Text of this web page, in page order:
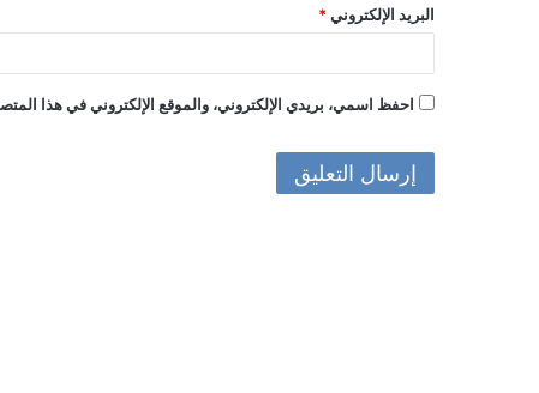
البريد الإلكتروني *
احفظ اسمي، بريدي الإلكتروني، والموقع الإلكتروني في هذا